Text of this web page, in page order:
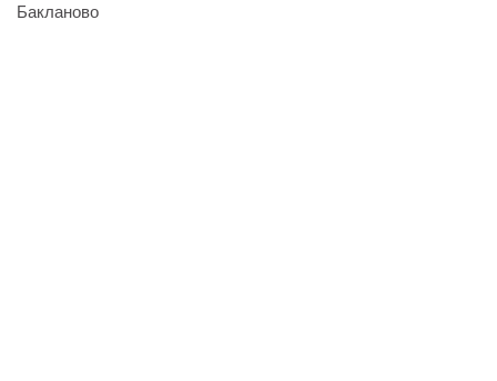
Бакланово